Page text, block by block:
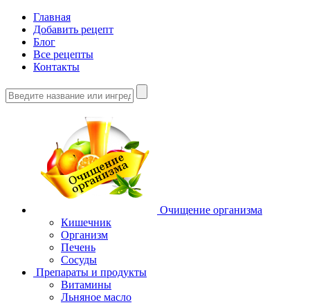
Главная
Добавить рецепт
Блог
Все рецепты
Контакты
Очищение организма
Кишечник
Организм
Печень
Сосуды
Препараты и продукты
Витамины
Льняное масло